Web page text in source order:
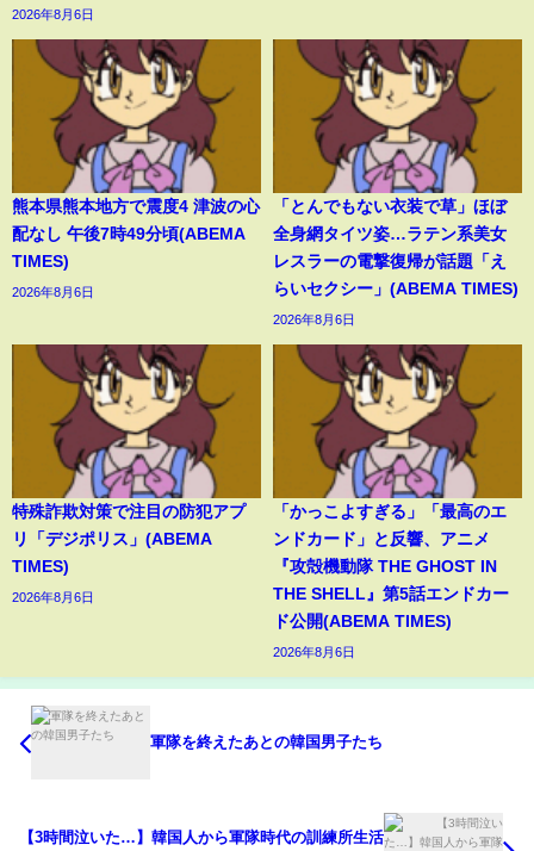
2026年8月6日
熊本県熊本地方で震度4 津波の心
配なし 午後7時49分頃(ABEMA
TIMES)
2026年8月6日
「とんでもない衣装で草」ほぼ
全身網タイツ姿…ラテン系美女
レスラーの電撃復帰が話題「え
らいセクシー」(ABEMA TIMES)
2026年8月6日
特殊詐欺対策で注目の防犯アプ
リ「デジポリス」(ABEMA
TIMES)
2026年8月6日
「かっこよすぎる」「最高のエ
ンドカード」と反響、アニメ
『攻殻機動隊 THE GHOST IN
THE SHELL』第5話エンドカー
ド公開(ABEMA TIMES)
2026年8月6日
軍隊を終えたあとの韓国男子たち
【3時間泣いた…】韓国人から軍隊時代の訓練所生活